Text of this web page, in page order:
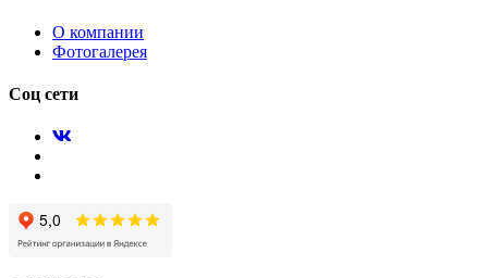
О компании
Фотогалерея
Соц сети